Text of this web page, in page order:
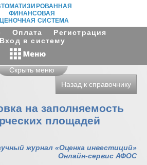
ФИНАНСОВАЯ
СИСТЕМА
Оплата
Регистрация
Вход в систему
Скрыть меню
Назад к справочнику
на заполняемость
площадей
журнал «Оценка инвестиций»
Онлайн-сервис АФОС